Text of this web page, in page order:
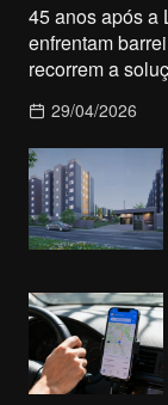
45 anos após a
enfrentam
recorrem a
29/04/2026